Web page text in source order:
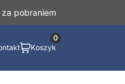
za pobraniem
Koszyk
0